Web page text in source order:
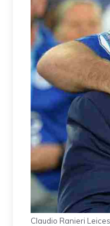
Claudio Ranieri